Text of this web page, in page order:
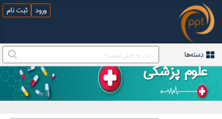
ورود ثبت نام
دسته‌ها
علوم پزشکی